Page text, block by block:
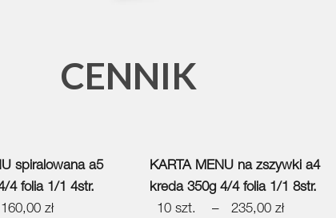
CENNIK
spiralowana a5
4 folia 1/1 4str.
zł
KARTA MENU na zszywki a4
kreda 350g 4/4 folia 1/1 8str.
10 szt. – 235,00 zł